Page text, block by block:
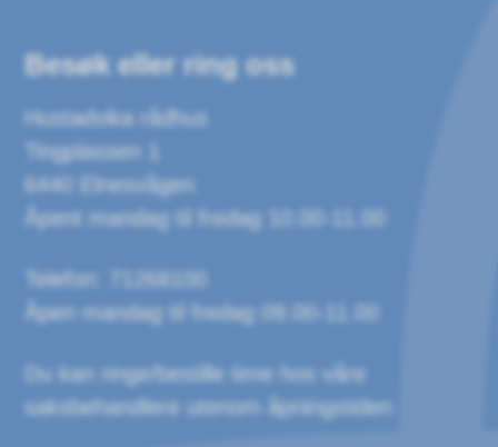
Besøk eller ring oss
Hustadvika rådhus
Tingplassen 1
6440 Elnesvågen
Åpent mandag til fredag 10.00-11.00
Telefon: 71268100
Åpen mandag til fredag 09.00-11.00
Du kan ringe/bestille time hos våre
saksbehandlere utenom åpningstiden